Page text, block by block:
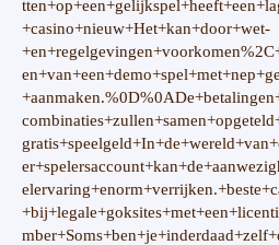
+casino+nieuw+Het+kan+door+wet-